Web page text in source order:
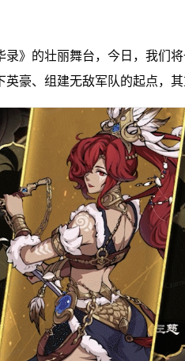
录》的壮丽舞台，今日，我们
豪、组建无敌军队的起点，其